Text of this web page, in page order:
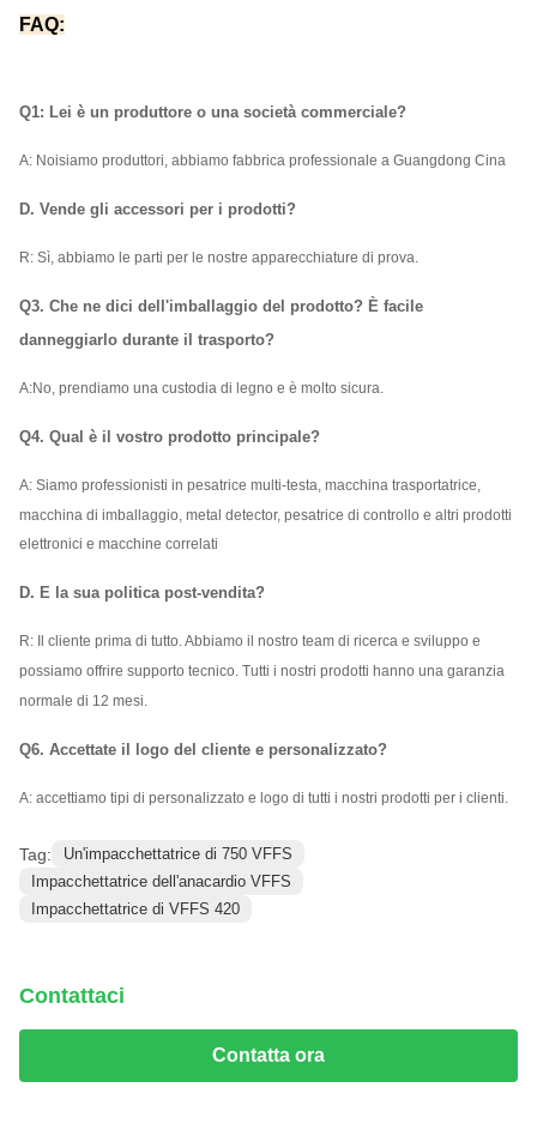
FAQ:
Q1: Lei è un produttore o una società commerciale?
A: Noisiamo produttori, abbiamo fabbrica professionale a Guangdong Cina
D. Vende gli accessori per i prodotti?
R: Sì, abbiamo le parti per le nostre apparecchiature di prova.
Q3. Che ne dici dell'imballaggio del prodotto? È facile
danneggiarlo durante il trasporto?
A:No, prendiamo una custodia di legno e è molto sicura.
Q4. Qual è il vostro prodotto principale?
A: Siamo professionisti in pesatrice multi-testa, macchina trasportatrice,
macchina di imballaggio, metal detector, pesatrice di controllo e altri prodotti
elettronici e macchine correlati
D. E la sua politica post-vendita?
R: Il cliente prima di tutto. Abbiamo il nostro team di ricerca e sviluppo e
possiamo offrire supporto tecnico. Tutti i nostri prodotti hanno una garanzia
normale di 12 mesi.
Q6. Accettate il logo del cliente e personalizzato?
A: accettiamo tipi di personalizzato e logo di tutti i nostri prodotti per i clienti.
Tag:
Un'impacchettatrice di 750 VFFS
Impacchettatrice dell'anacardio VFFS
Impacchettatrice di VFFS 420
Contattaci
Contatta ora